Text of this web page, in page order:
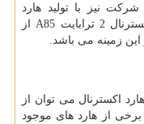
نیز با تولید هارد
اکسترنال های ضد ضربه از قبیل هارد اکسترنال 2 ترابایت A85 از
زمینه می باشد.
اکسترنال می توان از
برخی از هارد های موجود